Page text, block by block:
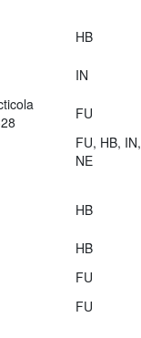
HB
IN
FU
FU, HB, IN,
NE
HB
HB
FU
FU